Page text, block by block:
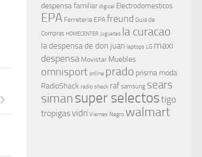
despensa familiar digicel Electrodomesticos
EPA Ferreteria EPAfreund Guia de
Compras HOMECENTER Juguetes la curacao
la despensa de don juan laptops LG maxi
despensa Movistar Muebles
omnisport online prado prisma moda
RadioShack radio shack raf samsung sears
simansuper selectostigo
tropigasvidri Viernes Negro walmart